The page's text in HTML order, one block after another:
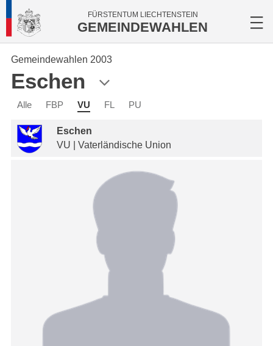
FÜRSTENTUM LIECHTENSTEIN
GEMEINDEWAHLEN
Gemeindewahlen 2003
Eschen
Alle FBP VU FL PU
Eschen
VU | Vaterländische Union